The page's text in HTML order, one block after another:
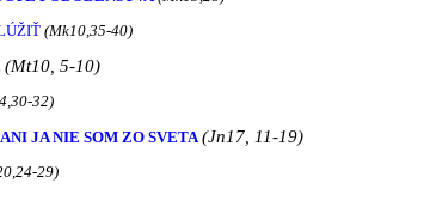
(Mk10,35-40)
(Mt10, 5-10)
32)
JA NIE SOM ZO SVETA(Jn17, 11-19)
29)